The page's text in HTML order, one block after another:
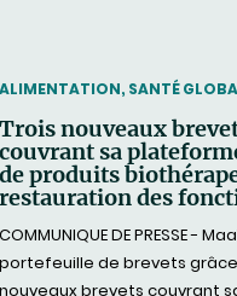
THEMATIC
ALIMENTATION, SANTÉ
Trois nouveaux
couvrant sa
de produits
restauration des
COMMUNIQUE DE PRESSE -
portefeuille de brevets
nouveaux brevets couvrant